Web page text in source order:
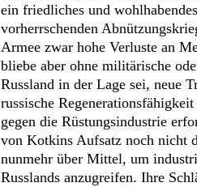
ein friedliches und
vorherrschenden
Armee zwar hohe Verluste an
bliebe aber ohne militärische
Russland in der Lage sei, neue
russische
gegen die Rüstungsindustrie
von Kotkins Aufsatz noch nicht
nunmehr über Mittel, um
Russlands anzugreifen. Ihre